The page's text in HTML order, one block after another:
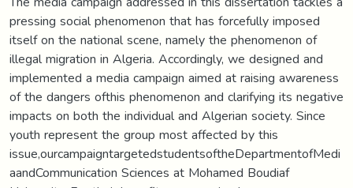
pressing social phenomenon that has forcefully imposed
itself on the national scene, namely the phenomenon of
illegal migration in Algeria. Accordingly, we designed and
implemented a media campaign aimed at raising awareness
of the dangers ofthis phenomenon and clarifying its negative
impacts on both the individual and Algerian society. Since
youth represent the group most affected by this
issue,ourcampaigntargetedstudentsoftheDepartmentofMedi
aandCommunication Sciences at Mohamed Boudiaf